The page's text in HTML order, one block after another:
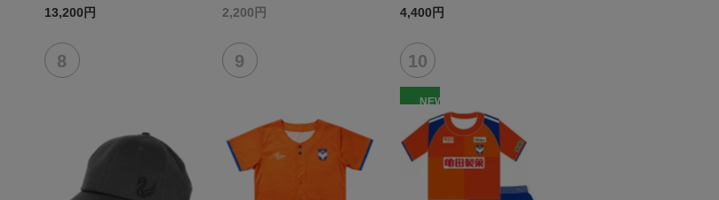
ニイガタ ―受け継がれる想
13,200円
2,200円
4,400円
NEW